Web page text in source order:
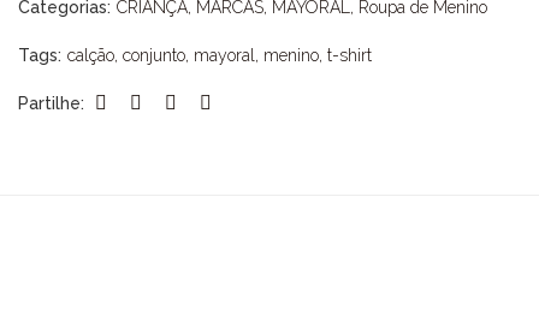
Categorias: CRIANÇA, MARCAS, MAYORAL, Roupa de Menino
Tags: calção, conjunto, mayoral , menino, t-shirt
Partilhe: